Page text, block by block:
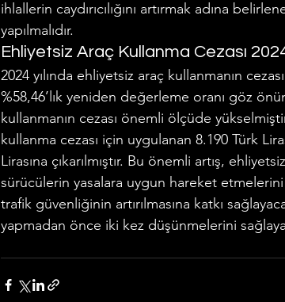
ihlallerin caydırıcılığını artırmak adına
yapılmalıdır.
Ehliyetsiz Araç Kullanma Cezası
2024 yılında ehliyetsiz araç kullanmanın
%58,46’lık yeniden değerleme oranı göz
kullanmanın cezası önemli ölçüde
kullanma cezası için uygulanan 8.190 Türk
Lirasına çıkarılmıştır. Bu önemli artış,
sürücülerin yasalara uygun hareket
trafik güvenliğinin artırılmasına katkı
yapmadan önce iki kez düşünmelerini